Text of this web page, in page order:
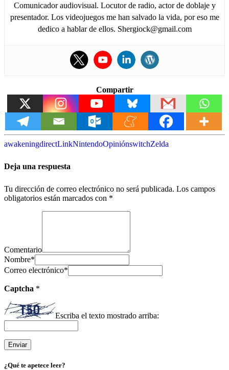
Comunicador audiovisual. Locutor de radio, actor de doblaje y
presentador. Los videojuegos me han salvado la vida, por eso me
dedico a hablar de ellos. Shergiock@gmail.com
Compartir
awakeningdirectLinkNintendoOpiniónswitchZelda
Deja una respuesta
Tu dirección de correo electrónico no será publicada. Los campos
obligatorios están marcados con *
Comentario
Nombre*
Correo electrónico*
Captcha *
Escriba el texto mostrado arriba:
¿Qué te apetece leer?